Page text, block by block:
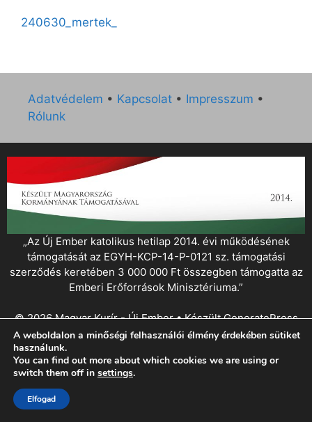
240630_mertek_
Adatvédelem • Kapcsolat • Impresszum •
Rólunk
„Az Új Ember katolikus hetilap 2014. évi működésének
támogatását az EGYH-KCP-14-P-0121 sz. támogatási
szerződés keretében 3 000 000 Ft összegben támogatta az
Emberi Erőforrások Minisztériuma.”
© 2026 Magyar Kurír - Új Ember• KészültGeneratePress
A weboldalon a minőségi felhasználói élmény érdekében sütiket
használunk.
You can find out more about which cookies we are using or
switch them off in settings.
Elfogad